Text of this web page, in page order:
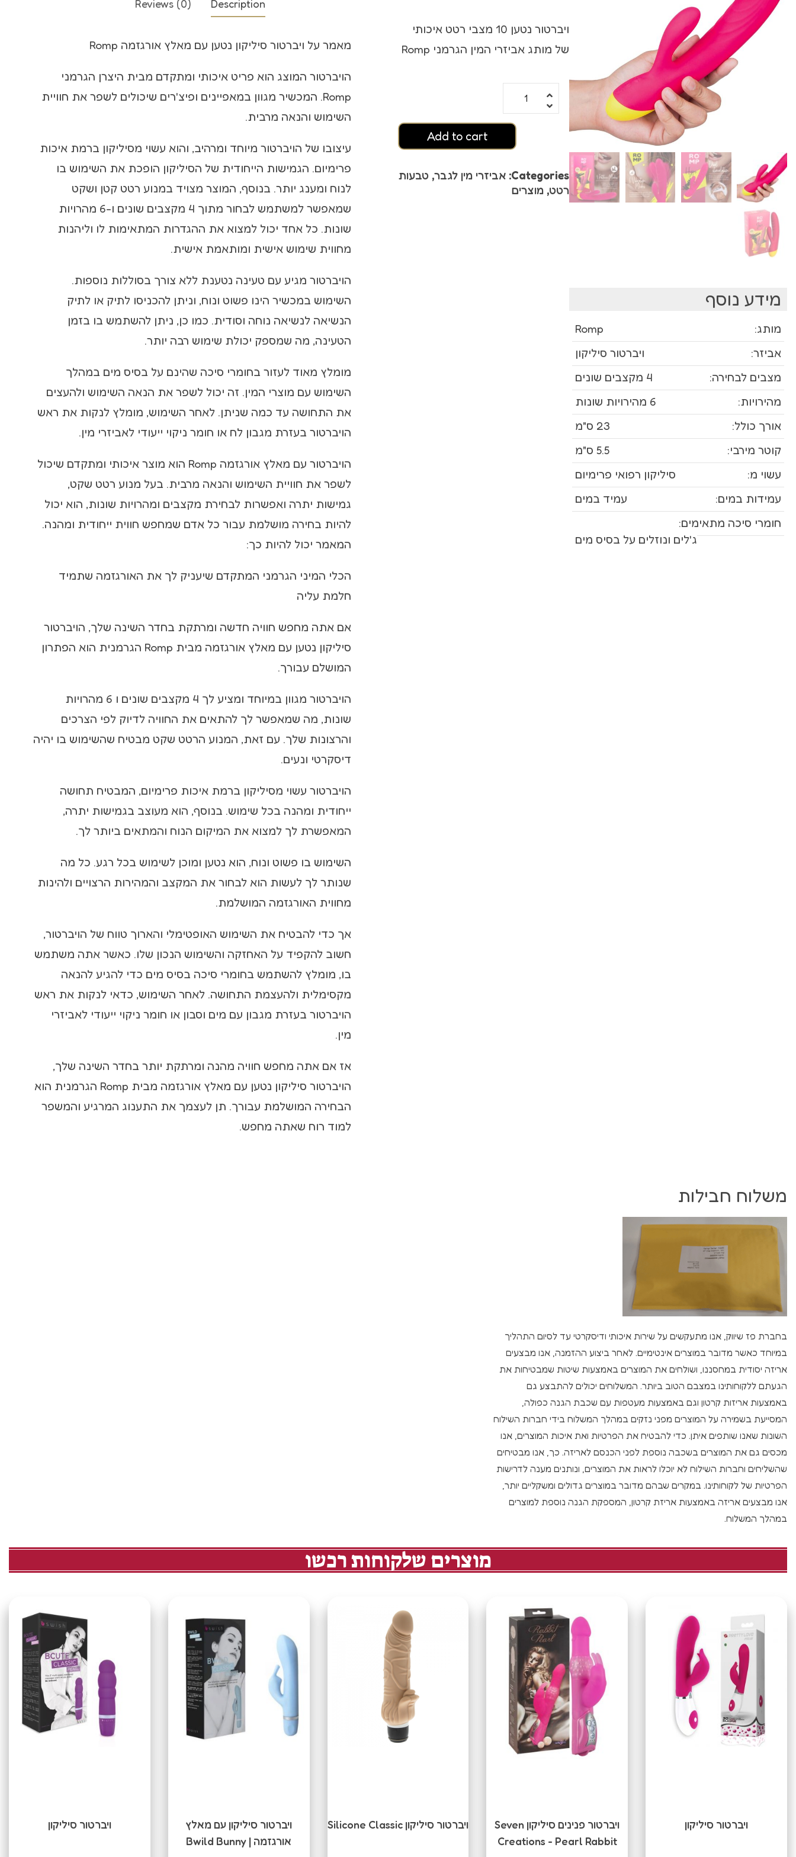
ויברטורים ריאליסטיים
מג'יק וונד
רוקט פוקט
משאבות לנשים
פרפרים וממריצי אורגזמה
שוט לסקס
מידע נוסף
מותג:
Romp
אביזר:
ויברטור סיליקון
מצבים לבחירה:
4 מקצבים שונים
מהירויות:
6 מהירויות שונות
אורך כולל:
23 ס"מ
קוטר מירבי:
5.5 ס"מ
עשוי מ:
סיליקון רפואי פרימיום
עמידות במים:
עמיד במים
חומרי סיכה מתאימים:
ג'לים ונוזלים על בסיס מים
ויברטור נטען 10 מצבי רטט איכותי
של מותג אביזרי המין הגרמני Romp
Add to cart
Categories: אביזרי מין לגבר, טבעות
רטט, מוצרים
Description
Reviews (0)
מאמר על ויברטור סיליקון נטען עם מאלץ אורגזמה Romp
הויברטור המוצג הוא פריט איכותי ומתקדם מבית היצרן הגרמני
Romp. המכשיר מגוון במאפיינים ופיצ'רים שיכולים לשפר את חוויית
השימוש והנאה מרבית.
עיצובו של הויברטור מיוחד ומרהיב, והוא עשוי מסיליקון ברמת איכות
פרימיום. הגמישות הייחודית של הסיליקון הופכת את השימוש בו
לנוח ומענג יותר. בנוסף, המוצר מצויד במנוע רטט קטן ושקט
שמאפשר למשתמש לבחור מתוך 4 מקצבים שונים ו-6 מהרויות
שונות. כל אחד יכול למצוא את ההגדרות המתאימות לו וליהנות
מחווית שימוש אישית ומותאמת אישית.
הויברטור מגיע עם טעינה נטענת ללא צורך בסוללות נוספות.
השימוש במכשיר הינו פשוט ונוח, וניתן להכניסו לתיק או לתיק
הנשיאה לנשיאה נוחה וסודית. כמו כן, ניתן להשתמש בו בזמן
הטעינה, מה שמספק יכולת שימוש רבה יותר.
מומלץ מאוד לעזור בחומרי סיכה שהינם על בסיס מים במהלך
השימוש עם מוצרי המין. זה יכול לשפר את הנאה השימוש ולהעצים
את התחושה עד כמה שניתן. לאחר השימוש, מומלץ לנקות את ראש
הויברטור בעזרת מגבון לח או חומר ניקוי ייעודי לאביזרי מין.
הויברטור עם מאלץ אורגזמה Romp הוא מוצר איכותי ומתקדם שיכול
לשפר את חוויית השימוש והנאה מרבית. בעל מנוע רטט שקט,
גמישות יתרה ואפשרות לבחירת מקצבים ומהרויות שונות, הוא יכול
להיות בחירה מושלמת עבור כל אדם שמחפש חווית ייחודית ומהנה.
המאמר יכול להיות כך:
הכלי המיני הגרמני המתקדם שיעניק לך את האורגזמה שתמיד
חלמת עליה
אם אתה מחפש חוויה חדשה ומרתקת בחדר השינה שלך, הויברטור
סיליקון נטען עם מאלץ אורגזמה מבית Romp הגרמנית הוא הפתרון
המושלם עבורך.
הויברטור מגוון במיוחד ומציע לך 4 מקצבים שונים ו 6 מהרויות
שונות, מה שמאפשר לך להתאים את החוויה לדיוק לפי הצרכים
והרצונות שלך. עם זאת, המנוע הרטט שקט מבטיח שהשימוש בו יהיה
דיסקרטי ונעים.
הויברטור עשוי מסיליקון ברמת איכות פרימיום, המבטיח תחושה
ייחודית ומהנה בכל שימוש. בנוסף, הוא מעוצב בגמישות יתרה,
המאפשרת לך למצוא את המיקום הנוח והמתאים ביותר לך.
השימוש בו פשוט ונוח, הוא נטען ומוכן לשימוש בכל רגע. כל מה
שנותר לך לעשות הוא לבחור את המקצב והמהירות הרצויים ולהינות
מחווית האורגזמה המושלמת.
אך כדי להבטיח את השימוש האופטימלי והארוך טווח של הויברטור,
חשוב להקפיד על האחזקה והשימוש הנכון שלו. כאשר אתה משתמש
בו, מומלץ להשתמש בחומרי סיכה בסיס מים כדי להגיע להנאה
מקסימלית ולהעצמת התחושה. לאחר השימוש, כדאי לנקות את ראש
הויברטור בעזרת מגבון עם מים וסבון או חומר ניקוי ייעודי לאביזרי
מין.
אז אם אתה מחפש חוויה מהנה ומרתקת יותר בחדר השינה שלך,
הויברטור סיליקון נטען עם מאלץ אורגזמה מבית Romp הגרמנית הוא
הבחירה המושלמת עבורך. תן לעצמך את התענוג המרגיע והמשפר
למוד רוח שאתה מחפש.
משלוח חבילות
בחברת פז שיווק, אנו מתעקשים על שירות איכותי ודיסקרטי עד לסיום התהליך
במיוחד כאשר מדובר במוצרים אינטימיים. לאחר ביצוע ההזמנה, אנו מבצעים
אריזה יסודית במחסננו, ושולחים את המוצרים באמצעות שיטות שמבטיחות את
הגעתם ללקוחותינו במצבם הטוב ביותר. המשלוחים יכולים להתבצע גם
באמצעות אריזות קרטון וגם באמצעות מעטפות עם שכבת הגנה כפולה,
המסייעת בשמירה על המוצרים מפני נזקים במהלך המשלוח בידי חברות השילוח
השונות שאנו שותפים איתן. כדי להבטיח את הפרטיות ואת איכות המוצרים, אנו
מכסים גם את המוצרים בשכבה נוספת לפני הכנסם לאריזה. כך, אנו מבטיחים
שהשליחים וחברות השילוח לא יוכלו לראות את המוצרים, ונותנים מענה לדרישות
הפרטיות של לקוחותינו. במקרים שבהם מדובר במוצרים גדולים ומשקליים יותר,
אנו מבצעים אריזה באמצעות אריזת קרטון, המספקת הגנה נוספת למוצרים
במהלך המשלוח.
מוצרים שלקוחות רכשו
ויברטור סיליקון
ויברטור פנינים סיליקון Seven
Creations - Pearl Rabbit
ויברטור סיליקון Silicone Classic
ויברטור סיליקון עם מאלץ
אורגזמה | Bwild Bunny
ויברטור סיליקון